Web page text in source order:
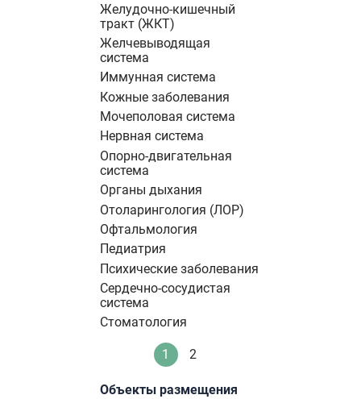
Желудочно-кишечный
тракт (ЖКТ)
Желчевыводящая
система
Иммунная система
Кожные заболевания
Мочеполовая система
Нервная система
Опорно-двигательная
система
Органы дыхания
Отоларингология (ЛОР)
Офтальмология
Педиатрия
Психические заболевания
Сердечно-сосудистая
система
Стоматология
Нумерация
страниц Текущая
1 Стандартное
2
Объекты размещения